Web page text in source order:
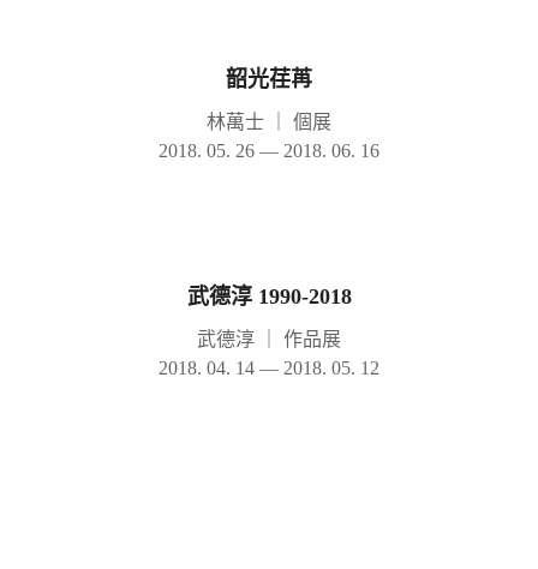
韶光荏苒
林萬士
個展
2018. 05. 26 — 2018. 06. 16
武德淳 1990-2018
武德淳
作品展
2018. 04. 14 — 2018. 05. 12